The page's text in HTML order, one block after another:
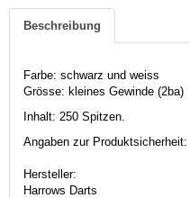
Beschreibung
Farbe: schwarz und weiss
Grösse: kleines Gewinde (2ba)
Inhalt: 250 Spitzen.
Angaben zur Produktsicherheit:
Hersteller:
Harrows Darts